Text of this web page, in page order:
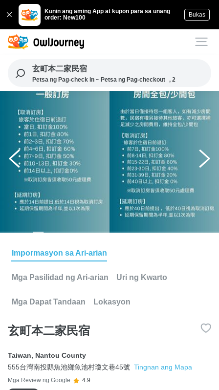
Kunin ang aming App at kupon para sa unang
order: New100
Bukas
玄町本二家民宿
Petsa ng Pag-check in ~ Petsa ng Pag-checkout , 2
Impormasyon sa Ari-arian
Mga Pasilidad ng Ari-arian Uri ng Kwarto
Mga Dapat Tandaan Lokasyon
玄町本二家民宿
Taiwan, Nantou County
555台灣南投縣魚池鄉魚池村瓊文巷45號 Tingnan ang Mapa
Mga Review ng Google
4.9